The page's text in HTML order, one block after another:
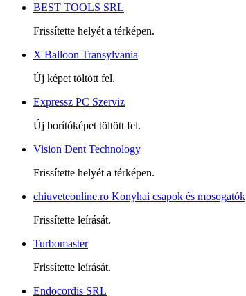
BEST TOOLS SRL
Frissítette helyét a térképen.
X Balloon Transylvania
Új képet töltött fel.
Expressz PC Szerviz
Új borítóképet töltött fel.
Vision Dent Technology
Frissítette helyét a térképen.
chiuveteonline.ro Konyhai csapok és mosogatók
Frissítette leírását.
Turbomaster
Frissítette leírását.
Endocordis SRL